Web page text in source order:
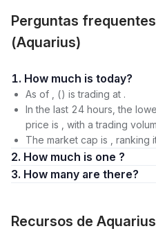
Perguntas
(Aquarius)
1. How much is today?
As of , () is trading at .
In the last 24 hours, the
price is , with a trading
The market cap is , ranking
2. How much is one ?
3. How many are there?
Recursos de Aquarius